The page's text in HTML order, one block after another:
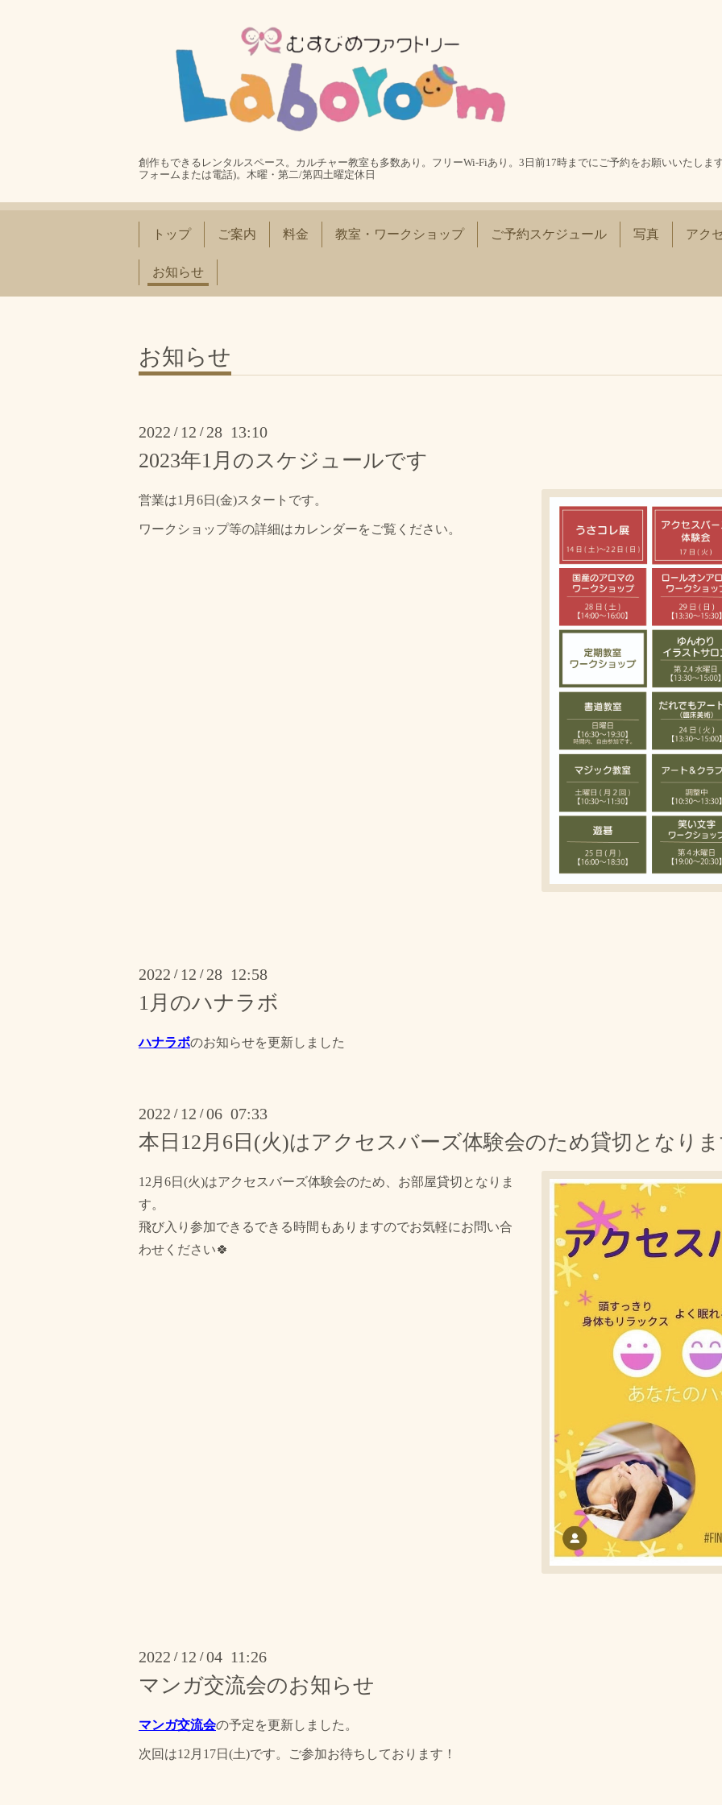
創作もできるレンタルスペース。カルチャー教室も多数あり。フリーWi-Fiあり。3日前17時までにご予約をお願いいたしま
フォームまたは電話)。木曜・第二/第四土曜定休日
トップ ご案内 料金 教室・ワークショップ ご予約スケジュール 写真 アク
お知らせ
お知らせ
2022 / 12 / 28 13:10
2023年1月のスケジュールです
営業は1月6日(金)スタートです。
ワークショップ等の詳細はカレンダーをご覧ください。
2022 / 12 / 28 12:58
1月のハナラボ
ハナラボのお知らせを更新しました
2022 / 12 /06 07:33
本日12月6日(火)はアクセスバーズ体験会のため貸切となり
12月6日(火)はアクセスバーズ体験会のため、お部屋貸切となりま
す。
飛び入り参加できるできる時間もありますのでお気軽にお問い合
わせください🍀
2022 / 12 /04 11:26
マンガ交流会のお知らせ
マンガ交流会の予定を更新しました。
次回は12月17日(土)です。ご参加お待ちしております！